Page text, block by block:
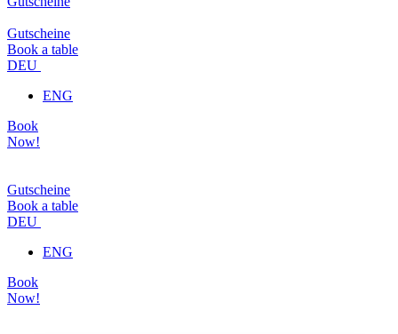
Gutscheine
Book a table
DEU
ENG
Book
Now!
Gutscheine
Book a table
DEU
ENG
Book
Now!